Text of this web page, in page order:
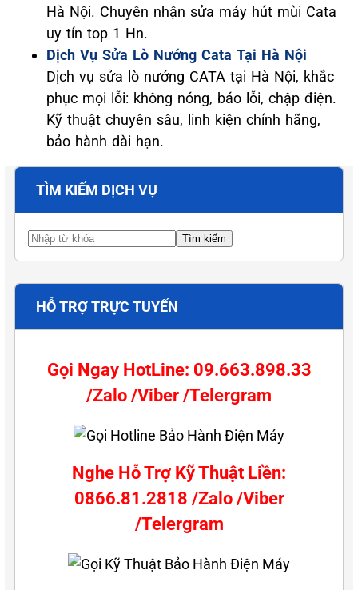
Hà Nội. Chuyên nhận sửa máy hút mùi Cata
uy tín top 1 Hn.
Dịch Vụ Sửa Lò Nướng Cata Tại Hà Nội
Dịch vụ sửa lò nướng CATA tại Hà Nội, khắc
phục mọi lỗi: không nóng, báo lỗi, chập điện.
Kỹ thuật chuyên sâu, linh kiện chính hãng,
bảo hành dài hạn.
TÌM KIẾM DỊCH VỤ
HỖ TRỢ TRỰC TUYẾN
Gọi Ngay HotLine: 09.663.898.33
/Zalo /Viber /Telergram
Nghe Hỗ Trợ Kỹ Thuật Liền:
0866.81.2818 /Zalo /Viber
/Telergram